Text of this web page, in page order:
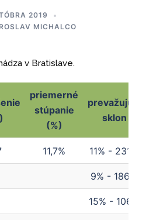
2019
MICHALCO
v Bratislave.
priemerné
stúpanie
(%)
prevažujúci
sklon
priemerné
stúpanie
prevažujúci
sklon
11,7% 11% - 231m
9% - 186m
15% - 106m